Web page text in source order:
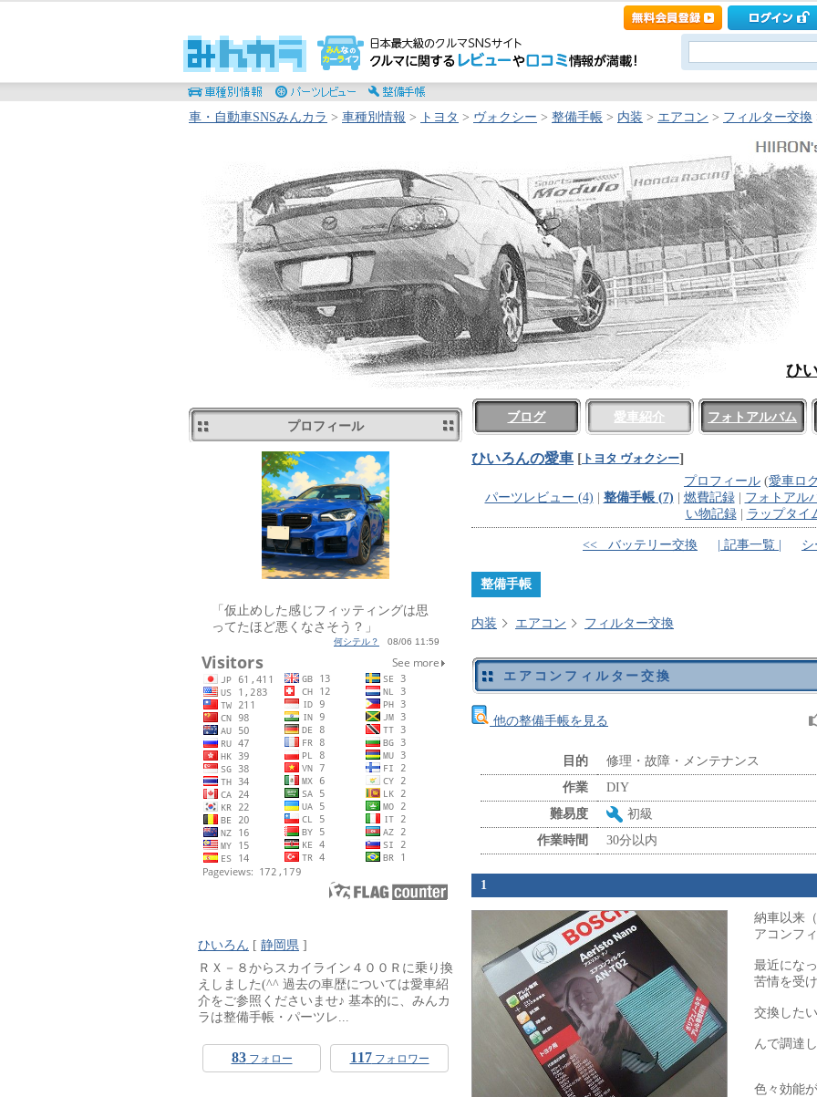
車・自動車SNSみんカラ > 車種別情報 > トヨタ > ヴォクシー > 整備手帳 > 内装 > エアコン > フィルター交換
ひ
ブログ 愛車紹介 フォトアルバム
ひいろんの愛車 [ トヨタ ヴォクシー]
プロフィール (愛車ロ
パーツレビュー (4)
整備手帳 (7) 燃費記録| フォトアル
い物記録| ラップタイ
<< バッテリー交換 | 記事一覧 |
整備手帳
内装 エアコン フィルター交換
エアコンフィルター交換
他の整備手帳を見る
目的
修理・故障・メンテナンス
作業
DIY
難易度
初級
作業時間
30分以内
1
納車以来
アコンフ
最近にな
苦情を受
交換した
んで調達
色々効能
プロフィール
「仮止めした感じフィッティングは思
ってたほど悪くなさそう？」
何シテル？ 08/06 11:59
ひいろん [ 静岡県 ]
ＲＸ－８からスカイライン４００Ｒに乗り換
えしました(^^ 過去の車歴については愛車紹
介をご参照くださいませ♪ 基本的に、みんカ
ラは整備手帳・パーツレ...
83フォロー 117 フォロワー